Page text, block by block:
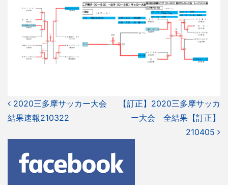
投
稿
ナ
ビ
ゲ
2020三多摩サッカー大会
結果速報210322
【訂正】2020三多摩サッカ
ー大会 全結果【訂正】
210405